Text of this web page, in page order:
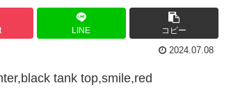
LINE コピー
2024.07.08
tank top,smile,red